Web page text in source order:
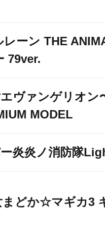
ーン THE
79ver.
ヴァンゲリオン
MODEL
炎炎ノ消防隊
まどか☆マギカ3